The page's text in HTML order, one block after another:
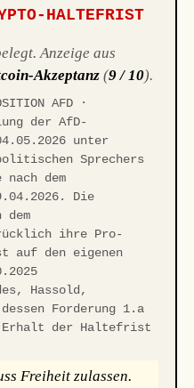
HALTEFRIST
Anzeige aus
Akzeptanz (9 / 10).
AFD ·
der AfD-
unter
Sprechers
dem
Die
ihre Pro-
auf den eigenen
Hassold,
Forderung 1.a
Erhalt der Haltefrist
Freiheit zulassen.